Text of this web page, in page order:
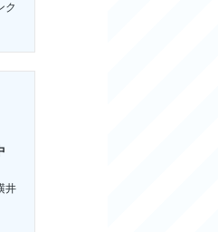
ク
井